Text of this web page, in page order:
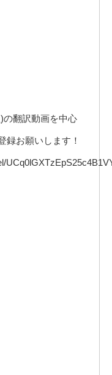
翻訳動画を中心
録お願いします！